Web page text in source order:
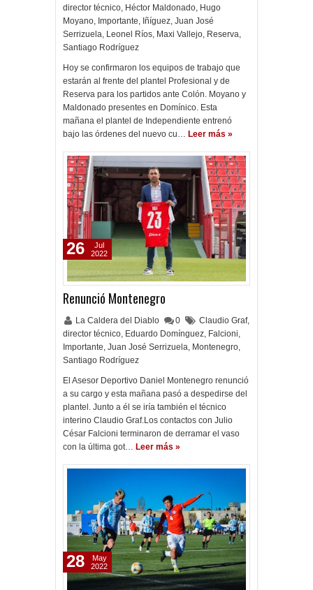
director técnico, Héctor Maldonado, Hugo
Moyano, Importante, Iñíguez, Juan José
Serrizuela, Leonel Ríos, Maxi Vallejo, Reserva,
Santiago Rodríguez
Hoy se confirmaron los equipos de trabajo que
estarán al frente del plantel Profesional y de
Reserva para los partidos ante Colón. Moyano y
Maldonado presentes en Domínico. Esta
mañana el plantel de Independiente entrenó
bajo las órdenes del nuevo cu… Leer más »
Renunció Montenegro
La Caldera del Diablo 0 Claudio Graf,
director técnico, Eduardo Domínguez, Falcioni,
Importante, Juan José Serrizuela, Montenegro,
Santiago Rodríguez
El Asesor Deportivo Daniel Montenegro renunció
a su cargo y esta mañana pasó a despedirse del
plantel. Junto a él se iría también el técnico
interino Claudio Graf.Los contactos con Julio
César Falcioni terminaron de derramar el vaso
con la última got… Leer más »
26
Jul
2022
28
May
2022